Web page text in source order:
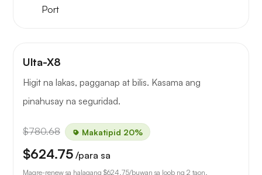
Port
Ulta-X8
Higit na lakas, pagganap at bilis. Kasama ang
pinahusay na seguridad.
$780.68 Makatipid 20%
$624.75 /para sa
Magre-renew sa halagang $624.75/buwan sa loob ng 2 taon.